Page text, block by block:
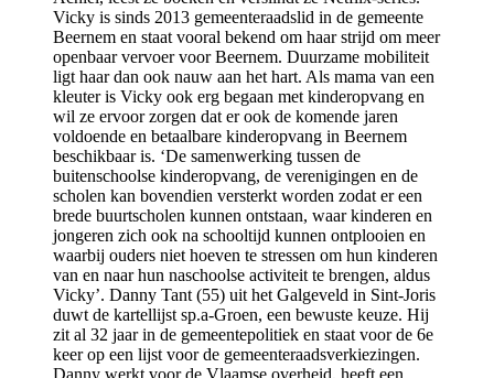
Vicky is sinds 2013 gemeenteraadslid in de gemeente
Beernem en staat vooral bekend om haar strijd om meer
openbaar vervoer voor Beernem. Duurzame mobiliteit
ligt haar dan ook nauw aan het hart. Als mama van een
kleuter is Vicky ook erg begaan met kinderopvang en
wil ze ervoor zorgen dat er ook de komende jaren
voldoende en betaalbare kinderopvang in Beernem
beschikbaar is. ‘De samenwerking tussen de
buitenschoolse kinderopvang, de verenigingen en de
scholen kan bovendien versterkt worden zodat er een
brede buurtscholen kunnen ontstaan, waar kinderen en
jongeren zich ook na schooltijd kunnen ontplooien en
waarbij ouders niet hoeven te stressen om hun kinderen
van en naar hun naschoolse activiteit te brengen, aldus
Vicky’. Danny Tant (55) uit het Galgeveld in Sint-Joris
duwt de kartellijst sp.a-Groen, een bewuste keuze. Hij
zit al 32 jaar in de gemeentepolitiek en staat voor de 6e
keer op een lijst voor de gemeenteraadsverkiezingen.